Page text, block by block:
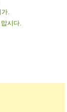
가.
시다.